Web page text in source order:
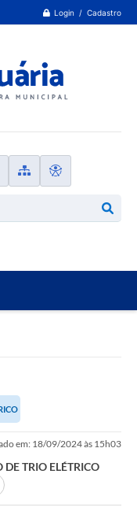
Login / Cadastro
em: 18/09/2024 às 15h03
TRIO ELÉTRICO